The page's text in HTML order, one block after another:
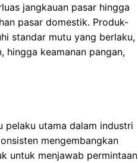
jangkauan pasar hingga
pasar domestik. Produk-
standar mutu yang berlaku,
hingga keamanan pangan,
pelaku utama dalam industri
mengembangkan
untuk menjawab permintaan